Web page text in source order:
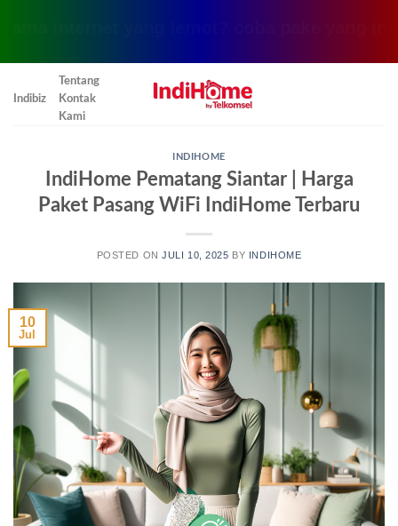
Indibiz
Tentang
Kontak
Kami
INDIHOME
IndiHome Pematang Siantar | Harga
Paket Pasang WiFi IndiHome Terbaru
POSTED ONJULI 10, 2025 BY INDIHOME
10
Jul